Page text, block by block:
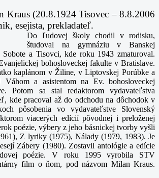
Kraus (20.8.1924 Tisovec – 8.8.2006
esejista, prekladateľ.
Do ľudovej školy chodil v rodisku,
študoval na gymnáziu v Banskej
a Tisovci, kde roku 1943 zmaturoval.
bohosloveckej fakulte v Bratislave.
kaplánom v Žiline, v Liptovskej Porúbke a
Váhom a asistentom na Ev. bohosloveckej
Potom sa stal redaktorom vydavateľstva
kde pracoval až do odchodu na dôchodok v
pôsobenia vo vydavateľstve Slovenský
viacerých edícií pôvodnej i preloženej
poézie, výbery z jeho básnickej tvorby vyšli
Z lyriky (1975), Nálady (1979, 1983). Je
Zábery (1980). Zostavil antológie a edície
poézie. V roku 1995 vyrobila STV
film o ňom, pod názvom Milan Kraus.